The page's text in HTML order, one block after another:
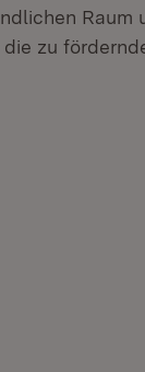
Raum
zu